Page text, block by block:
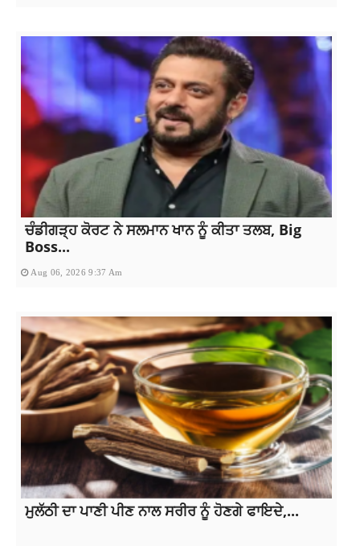
ਚੰਡੀਗੜ੍ਹ ਕੋਰਟ ਨੇ ਸਲਮਾਨ ਖਾਨ ਨੂੰ ਕੀਤਾ ਤਲਬ, Big
Boss...
Aug 06, 2026 9:37 Am
ਮੁਲੱਠੀ ਦਾ ਪਾਣੀ ਪੀਣ ਨਾਲ ਸਰੀਰ ਨੂੰ ਹੋਣਗੇ ਫਾਇਦੇ,...